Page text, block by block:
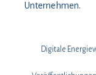
Unternehmen.
Digitale